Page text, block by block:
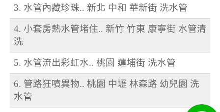
3. 水管內藏珍珠.. 新北 中和 華新街 洗水管
4. 小套房熱水管堵住.. 新竹 竹東 康寧街 水管清
洗
5. 水管流出彩虹水.. 桃園 蓮埔街 洗水管
6. 管路狂噴異物.. 桃園 中壢 林森路 幼兒園 洗
水管